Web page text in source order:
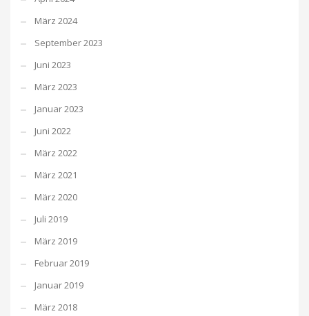
März 2024
September 2023
Juni 2023
März 2023
Januar 2023
Juni 2022
März 2022
März 2021
März 2020
Juli 2019
März 2019
Februar 2019
Januar 2019
März 2018